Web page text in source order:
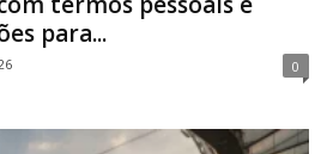
para...
0